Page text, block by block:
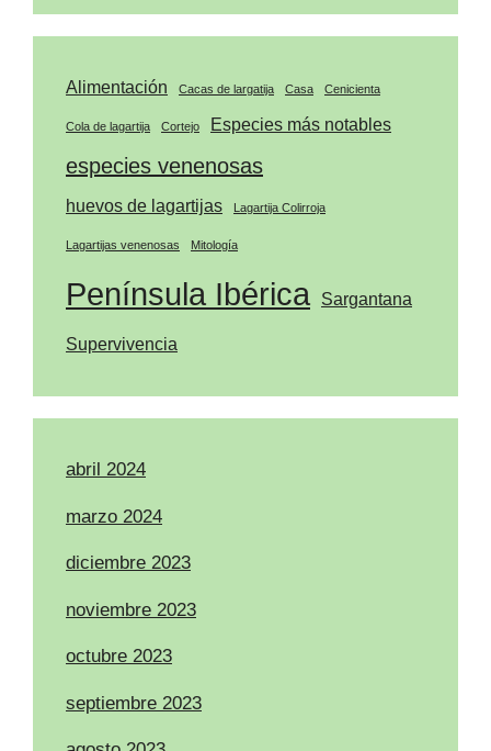
Alimentación Cacas de largatija Casa Cenicienta
Cola de lagartija Cortejo Especies más notables
especies venenosas
huevos de lagartijas Lagartija Colirroja
Lagartijas venenosas Mitología
Península Ibérica Sargantana
Supervivencia
abril 2024
marzo 2024
diciembre 2023
noviembre 2023
octubre 2023
septiembre 2023